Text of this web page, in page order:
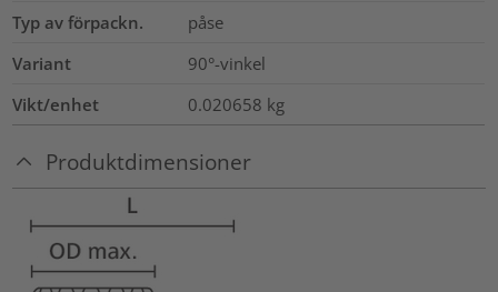
Typ av förpackn.
påse
Variant
90°-vinkel
Vikt/enhet
0.020658 kg
Produktdimensioner